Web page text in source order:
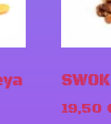
19,50